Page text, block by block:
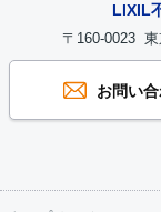
LIXIL
〒160-0023
お問い